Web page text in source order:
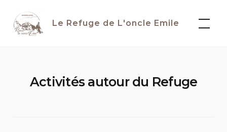
content
Le Refuge de L'oncle Emile
Activités autour du Refuge